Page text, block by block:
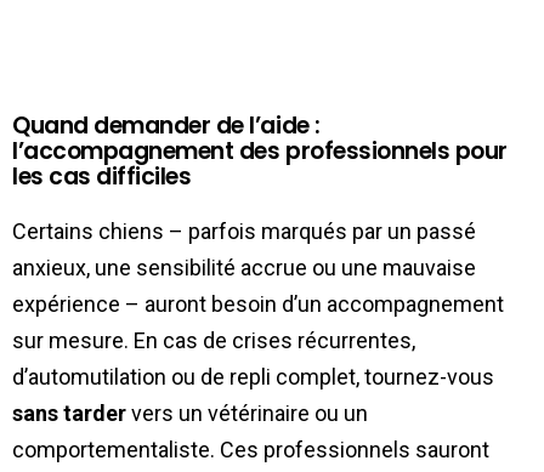
Quand demander de l’aide :
l’accompagnement des professionnels pour
les cas difficiles
Certains chiens – parfois marqués par un passé
anxieux, une sensibilité accrue ou une mauvaise
expérience – auront besoin d’un accompagnement
sur mesure. En cas de crises récurrentes,
d’automutilation ou de repli complet, tournez-vous
sans tardervers un vétérinaire ou un
comportementaliste. Ces professionnels sauront